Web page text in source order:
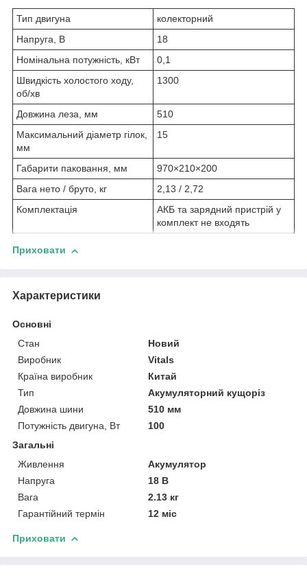
Тип двигуна
колекторний
Напруга, В
18
Номінальна потужність, кВт
0,1
Швидкість холостого ходу,
об/хв
1300
Довжина леза, мм
510
Максимальний діаметр гілок,
мм
15
Габарити паковання, мм
970×210×200
Вага нето / бруто, кг
2,13 / 2,72
Комплектація
АКБ та зарядний пристрій у
комплект не входять
Приховати
Характеристики
Основні
Стан
Новий
Виробник
Vitals
Країна виробник
Китай
Тип
Акумуляторний кущоріз
Довжина шини
510 мм
Потужність двигуна, Вт
100
Загальні
Живлення
Акумулятор
Напруга
18 В
Вага
2.13 кг
Гарантійний термін
12 міс
Приховати